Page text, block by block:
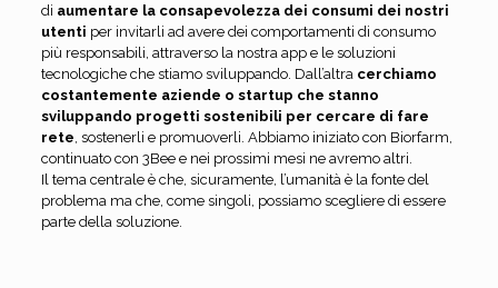
di aumentare la consapevolezza dei consumi dei nostri
utenti per invitarli ad avere dei comportamenti di consumo
più responsabili, attraverso la nostra app e le soluzioni
tecnologiche che stiamo sviluppando. Dall’altra cerchiamo
costantemente aziende o startup che stanno
sviluppando progetti sostenibili per cercare di fare
rete , sostenerli e promuoverli. Abbiamo iniziato con Biorfarm,
continuato con 3Bee e nei prossimi mesi ne avremo altri.
Il tema centrale è che, sicuramente, l’umanità è la fonte del
problema ma che, come singoli, possiamo scegliere di essere
parte della soluzione.